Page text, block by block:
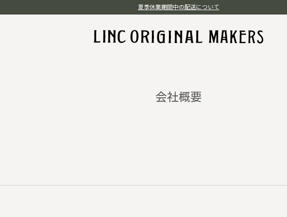
夏季休業期間中の配送について
会社概要